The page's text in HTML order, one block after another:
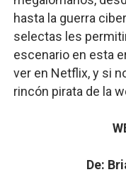
hasta la guerra
selectas les
escenario en esta
ver en Netflix, y si
rincón pirata de la
De: